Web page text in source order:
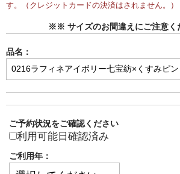
す。（クレジットカードの決済はされません。）
※※ サイズのお間違えにご注意
品名：
ご予約状況をご確認ください
利用可能日確認済み
ご利用年：